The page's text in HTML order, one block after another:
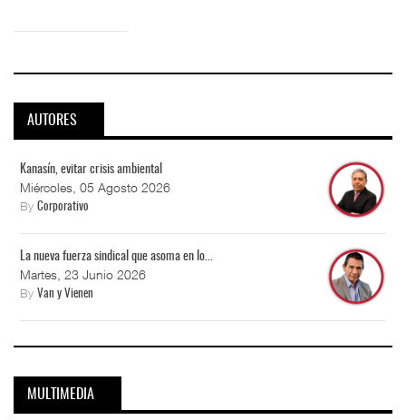
AUTORES
Kanasín, evitar crisis ambiental
Miércoles, 05 Agosto 2026
By Corporativo
La nueva fuerza sindical que asoma en lo...
Martes, 23 Junio 2026
By Van y Vienen
MULTIMEDIA